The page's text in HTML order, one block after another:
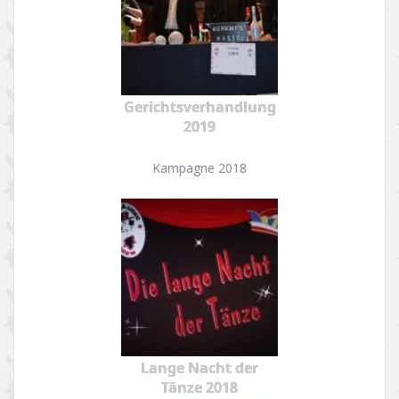
Gerichtsverhandlung
2019
Kampagne 2018
Lange Nacht der
Tänze 2018